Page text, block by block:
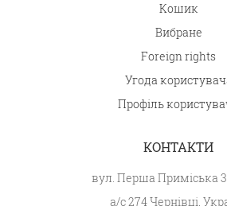
Кошик
Вибране
Foreign rights
Угода
Профіль
КОНТАКТИ
вул. Перша Приміська
а/с 274 Чернівці,